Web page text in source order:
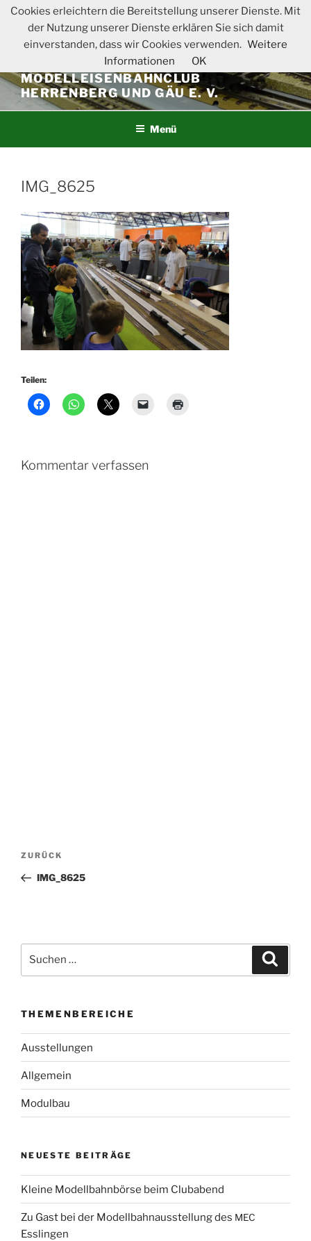
Zum
springen
MODELLEISENBAHNCLUB
HERRENBERG UND GÄU E. V.
Menü
IMG_8625
Teilen:
Kommentar verfassen
Beitragsnavigation
Vorheriger
Beitrag
ZURÜCK
IMG_8625
nach:
THEMENBEREICHE
Ausstellungen
Allgemein
Modulbau
NEUESTE BEITRÄGE
Kleine Modellbahnbörse beim Clubabend
Zu Gast bei der Modellbahnausstellung des MEC
Esslingen
Cookies erleichtern die Bereitstellung unserer Dienste. Mit
der Nutzung unserer Dienste erklären Sie sich damit
einverstanden, dass wir Cookies verwenden. Weitere
Informationen
OK